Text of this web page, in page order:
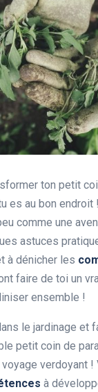
ton petit
es au bon endroit !
comme une
astuces
à dénicher les
faire de toi un
ensemble !
le jardinage et
petit coin de
voyage verdoyant
à